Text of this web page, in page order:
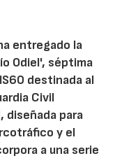
entregado la
Odiel', séptima
destinada al
Civil
diseñada para
y el
a una serie